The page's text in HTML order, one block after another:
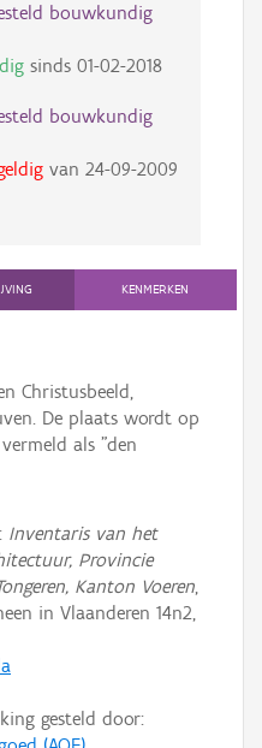
bouwkundig
sinds 01-02-2018
bouwkundig
van 24-09-2009
KENMERKEN
Christusbeeld,
De plaats wordt op
vermeld als "den
Inventaris van het
Provincie
Kanton Voeren,
in Vlaanderen 14n2,
gesteld door: